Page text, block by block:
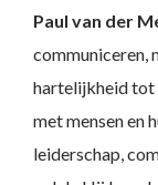
Paul van der
communiceren,
hartelijkheid tot
met mensen en
leiderschap,